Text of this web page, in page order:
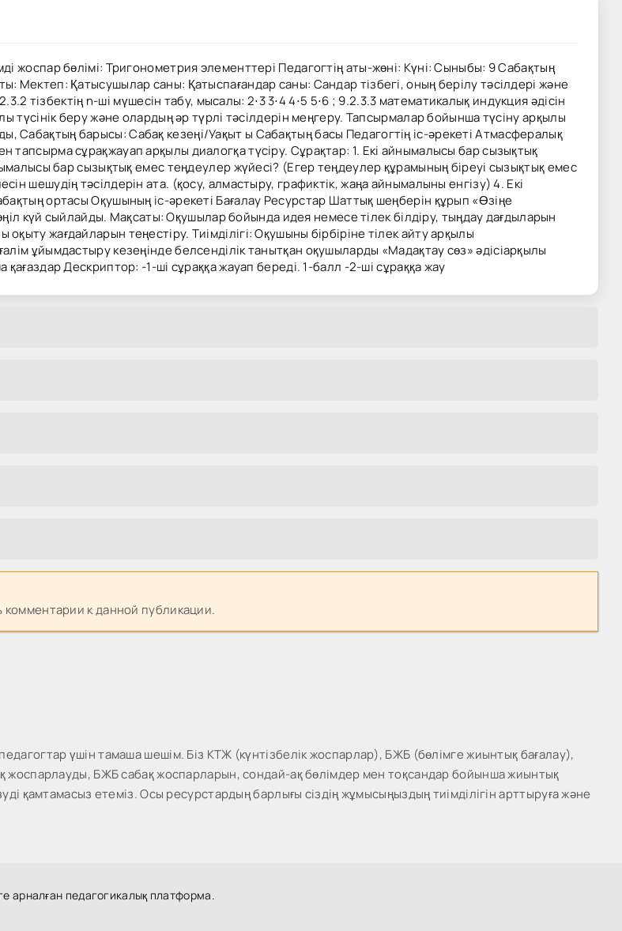
жоспар бөлімі: Тригонометрия элементтері Педагогтің аты-жөні: Күні: Сыныбы: 9 Сабақтың
Мектеп: Қатысушылар саны: Қатыспағандар саны: Сандар тізбегі, оның берілу тәсілдері және
тізбектің n-ші мүшесін табу, мысалы: 2⋅3 3⋅4 4⋅5 5⋅6 ; 9.2.3.3 математикалық индукция әдісін
түсінік беру және олардың әр түрлі тәсілдерін меңгеру. Тапсырмалар бойынша түсіну арқылы
Сабақтың барысы: Сабақ кезеңі/Уақыт ы Сабақтың басы Педагогтің іс-әрекеті Атмасфералық
тапсырма сұрақжауап арқылы диалогқа түсіру. Сұрақтар: 1. Екі айнымалысы бар сызықтық
бар сызықтық емес теңдеулер жүйесі? (Егер теңдеулер құрамының біреуі сызықтық емес
шешудің тәсілдерін ата. (қосу, алмастыру, графиктік, жаңа айнымалыны енгізу) 4. Екі
ортасы Оқушының іс-әрекеті Бағалау Ресурстар Шаттық шеңберін құрып «Өзіңе
күй сыйлайды. Мақсаты: Оқушылар бойында идея немесе тілек білдіру, тыңдау дағдыларын
жағдайларын теңестіру. Тиімділігі: Оқушыны бірбіріне тілек айту арқылы
ұйымдастыру кезеңінде белсенділік танытқан оқушыларды «Мадақтау сөз» әдісіарқылы
Дескриптор: -1-ші сұраққа жауап береді. 1-балл -2-ші сұраққа жау
комментарии к данной публикации.
үшін тамаша шешім. Біз КТЖ (күнтізбелік жоспарлар), БЖБ (бөлімге жиынтық бағалау),
жоспарлауды, БЖБ сабақ жоспарларын, сондай-ақ бөлімдер мен тоқсандар бойынша жиынтық
қамтамасыз етеміз. Осы ресурстардың барлығы сіздің жұмысыңыздың тиімділігін арттыруға және
арналған педагогикалық платформа.